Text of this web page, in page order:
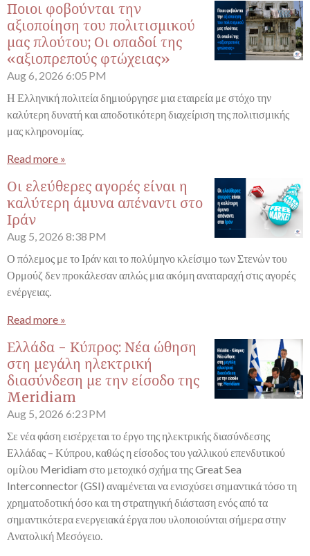
Ποιοι φοβούνται την
αξιοποίηση του πολιτισμικού
μας πλούτου; Οι οπαδοί της
«αξιοπρεπούς φτώχειας»
Aug 6, 2026 6:05 PM
Η Ελληνική πολιτεία δημιούργησε μια εταιρεία με στόχο την
καλύτερη δυνατή και αποδοτικότερη διαχείριση της πολιτισμικής
μας κληρονομίας.
Read more »
Οι ελεύθερες αγορές είναι η
καλύτερη άμυνα απέναντι στο
Ιράν
Aug 5, 2026 8:38 PM
Ο πόλεμος με το Ιράν και το πολύμηνο κλείσιμο των Στενών του
Ορμούζ δεν προκάλεσαν απλώς μια ακόμη αναταραχή στις αγορές
ενέργειας.
Read more »
Ελλάδα - Κύπρος: Νέα ώθηση
στη μεγάλη ηλεκτρική
διασύνδεση με την είσοδο της
Meridiam
Aug 5, 2026 6:23 PM
Σε νέα φάση εισέρχεται το έργο της ηλεκτρικής διασύνδεσης
Ελλάδας – Κύπρου, καθώς η είσοδος του γαλλικού επενδυτικού
ομίλου Meridiam στο μετοχικό σχήμα της Great Sea
Interconnector (GSI) αναμένεται να ενισχύσει σημαντικά τόσο τη
χρηματοδοτική όσο και τη στρατηγική διάσταση ενός από τα
σημαντικότερα ενεργειακά έργα που υλοποιούνται σήμερα στην
Ανατολική Μεσόγειο.